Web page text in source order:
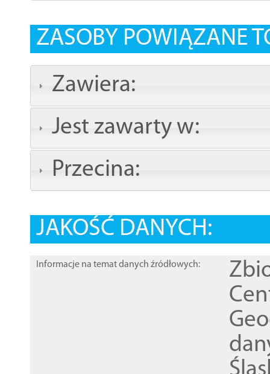
ZASOBY POWIĄZANE
Zawiera:
Jest zawarty w:
Przecina:
JAKOŚĆ DANYCH:
Informacje na temat danych źródłowych: